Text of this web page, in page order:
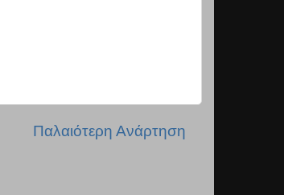
Παλαιότερη Ανάρτηση